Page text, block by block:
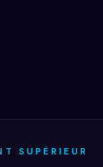
SUPÉRIEUR